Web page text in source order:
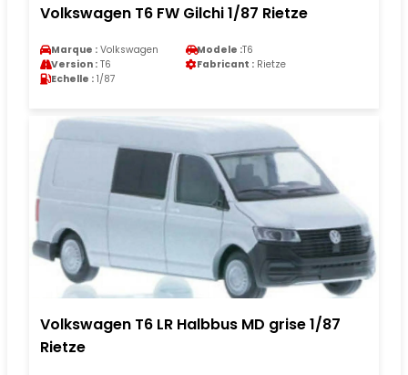
Volkswagen T6 FW Gilchi 1/87 Rietze
Marque : Volkswagen Modele :T6
Version : T6 Fabricant : Rietze
Echelle : 1/87
Volkswagen T6 LR Halbbus MD grise 1/87
Rietze